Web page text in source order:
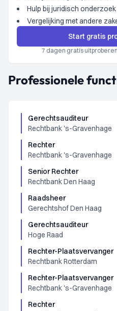
Hulp bij juridisch onderzoek
Vergelijking met andere
Start gratis
7 dagen gratis
Professionele
Gerechtsauditeur
Rechtbank 's-Gravenhage
Rechter
Rechtbank 's-Gravenhage
Senior Rechter
Rechtbank Den Haag
Raadsheer
Gerechtshof Den Haag
Gerechtsauditeur
Hoge Raad
Rechter-Plaatsvervanger
Rechtbank Rotterdam
Rechter-Plaatsvervanger
Rechtbank 's-Gravenhage
Rechter